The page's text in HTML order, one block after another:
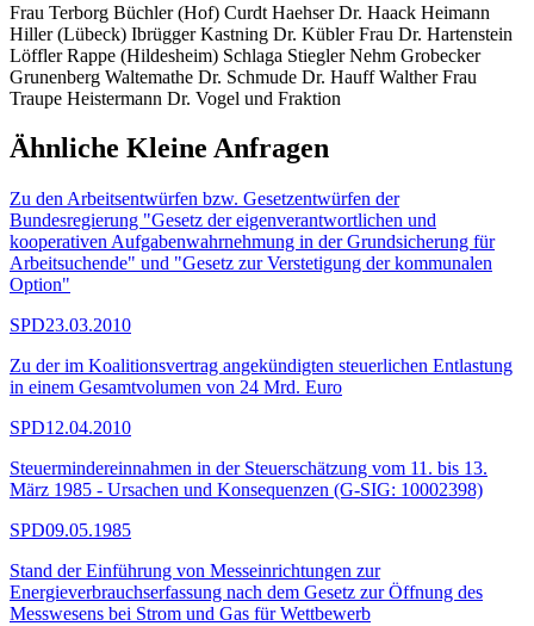
Frau Terborg Büchler (Hof) Curdt Haehser Dr. Haack Heimann
Hiller (Lübeck) Ibrügger Kastning Dr. Kübler Frau Dr. Hartenstein
Löffler Rappe (Hildesheim) Schlaga Stiegler Nehm Grobecker
Grunenberg Waltemathe Dr. Schmude Dr. Hauff Walther Frau
Traupe Heistermann Dr. Vogel und Fraktion
Ähnliche Kleine Anfragen
Zu den Arbeitsentwürfen bzw. Gesetzentwürfen der
Bundesregierung "Gesetz der eigenverantwortlichen und
kooperativen Aufgabenwahrnehmung in der Grundsicherung für
Arbeitsuchende" und "Gesetz zur Verstetigung der kommunalen
Option"
SPD23.03.2010
Zu der im Koalitionsvertrag angekündigten steuerlichen Entlastung
in einem Gesamtvolumen von 24 Mrd. Euro
SPD12.04.2010
Steuermindereinnahmen in der Steuerschätzung vom 11. bis 13.
März 1985 - Ursachen und Konsequenzen (G-SIG: 10002398)
SPD09.05.1985
Stand der Einführung von Messeinrichtungen zur
Energieverbrauchserfassung nach dem Gesetz zur Öffnung des
Messwesens bei Strom und Gas für Wettbewerb